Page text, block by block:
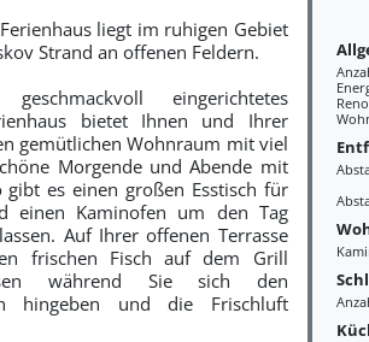
liegt im ruhigen Gebiet
Strand an offenen Feldern.
eingerichtetes
bietet Ihnen und Ihrer
gemütlichen Wohnraum mit viel
Morgende und Abende mit
gibt es einen großen Esstisch für
einen Kaminofen um den Tag
Auf Ihrer offenen Terrasse
frischen Fisch auf dem Grill
während Sie sich den
hingeben und die Frischluft